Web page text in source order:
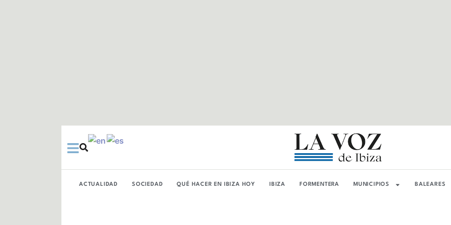
ACTUALIDAD SOCIEDAD QUÉ HACER EN IBIZA HOY IBIZA FORMENTERA MUNICIPIOS BALEARES